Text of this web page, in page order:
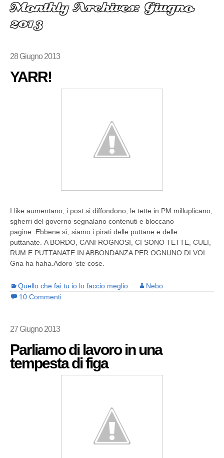
Monthly Archives: Giugno
2013
28 Giugno 2013
YARR!
I like aumentano, i post si diffondono, le tette in PM milluplicano,
sgherri del governo segnalano contenuti e bloccano
pagine. Ebbene sì, siamo i pirati delle puttane e delle
puttanate. A BORDO, CANI ROGNOSI, CI SONO TETTE, CULI,
RUM E PUTTANATE IN ABBONDANZA PER OGNUNO DI VOI.
Gna ha haha.Adoro ‘ste cose.
Quello che fai tu io lo faccio meglio
Nebo
10 Commenti
27 Giugno 2013
Parliamo di lavoro in una
tempesta di figa